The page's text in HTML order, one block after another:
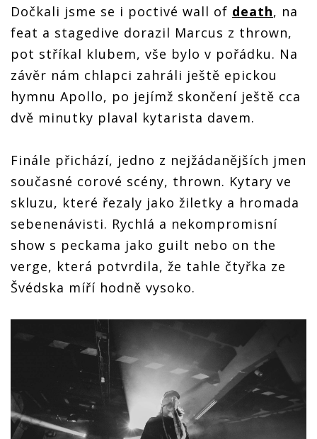
Dočkali jsme se i poctivé wall of death, na
feat a stagedive dorazil Marcus z thrown,
pot stříkal klubem, vše bylo v pořádku. Na
závěr nám chlapci zahráli ještě epickou
hymnu Apollo, po jejímž skončení ještě cca
dvě minutky plaval kytarista davem.
Finále přichází, jedno z nejžádanějších jmen
současné corové scény, thrown. Kytary ve
skluzu, které řezaly jako žiletky a hromada
sebenenávisti. Rychlá a nekompromisní
show s peckama jako guilt nebo on the
verge, která potvrdila, že tahle čtyřka ze
Švédska míří hodně vysoko.